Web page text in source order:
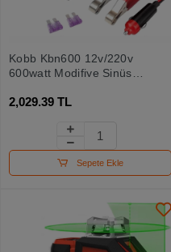
Kobb Kbn600 12v/220v
600watt Modifiye Sinüs
2,029.39 TL
Sepete Ekle